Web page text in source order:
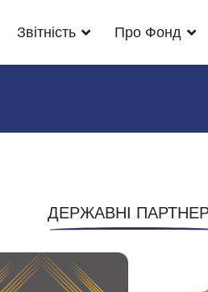
Звітність Про Фонд
ДЕРЖАВНІ